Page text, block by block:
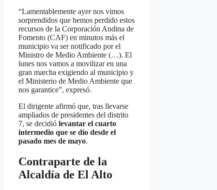
“Lamentablemente ayer nos vimos
sorprendidos que hemos perdido estos
recursos de la Corporación Andina de
Fomento (CAF) en minutos más el
municipio va ser notificado por el
Ministro de Medio Ambiente (…). El
lunes nos vamos a movilizar en una
gran marcha exigiendo al municipio y
el Ministerio de Medio Ambiente que
nos garantice”, expresó.
El dirigente afirmó que, tras llevarse
ampliados de presidentes del distrito
7, se decidió levantar el cuarto
intermedio que se dio desde el
pasado mes de mayo.
Contraparte de la
Alcaldía de El Alto